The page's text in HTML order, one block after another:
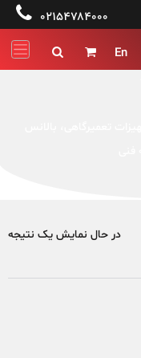
 ۰۲۱۵۴۷۸۴۰۰۰
En


در حال نمایش یک نتیجه